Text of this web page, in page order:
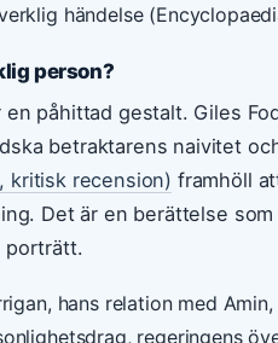
händelse
person?
en påhittad gestalt. Giles
betraktarens naivitet
kritisk recension) framhöll
Det är en berättelse
porträtt.
hans relation med
regeringens